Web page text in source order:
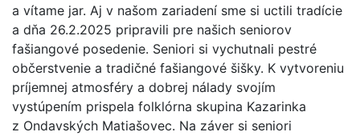
a vítame jar. Aj v našom zariadení sme si uctili tradície
a dňa 26.2.2025 pri­pravili pre našich seniorov
fašiangové posedenie. Seniori si vychutnali pestré
občerstvenie a tradičné fašiangové šišky. K vytvoreniu
príjemnej atmosféry a dobrej nálady svojím
vystúpením prispela folklórna skupina Kazarinka
z Ondavských Matiašovec. Na záver si seniori